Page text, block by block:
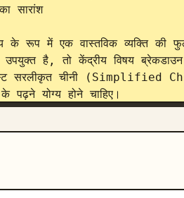
सारांश
के रूप में एक वास्तविक व्यक्ति की
है, तो केंद्रीय विषय
सरलीकृत चीनी (Simplified
पढ़ने योग्य होने चाहिए।